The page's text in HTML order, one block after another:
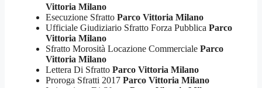
Vittoria Milano
Esecuzione Sfratto Parco Vittoria Milano
Ufficiale Giudiziario Sfratto Forza Pubblica Parco
Vittoria Milano
Sfratto Morosità Locazione Commerciale Parco
Vittoria Milano
Lettera Di Sfratto Parco Vittoria Milano
Proroga Sfratti 2017 Parco Vittoria Milano